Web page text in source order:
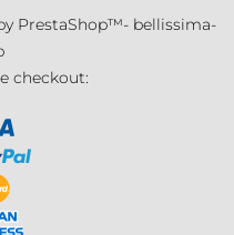
PrestaShop™- bellissima-
checkout: